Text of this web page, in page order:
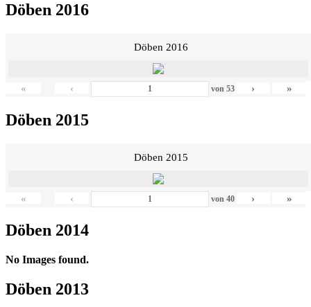
Döben 2016
Döben 2016
« ‹ von 53 › »
Döben 2015
Döben 2015
« ‹ von 40 › »
Döben 2014
No Images found.
Döben 2013